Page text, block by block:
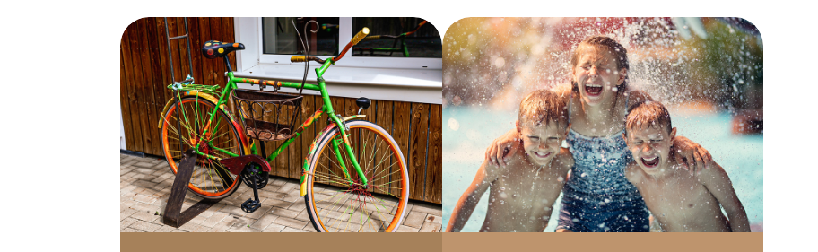
Ënnerkunfte
Ausstattung | Informatiounen | Service
Buch
Bucht Är Wunneng bei eis
Service